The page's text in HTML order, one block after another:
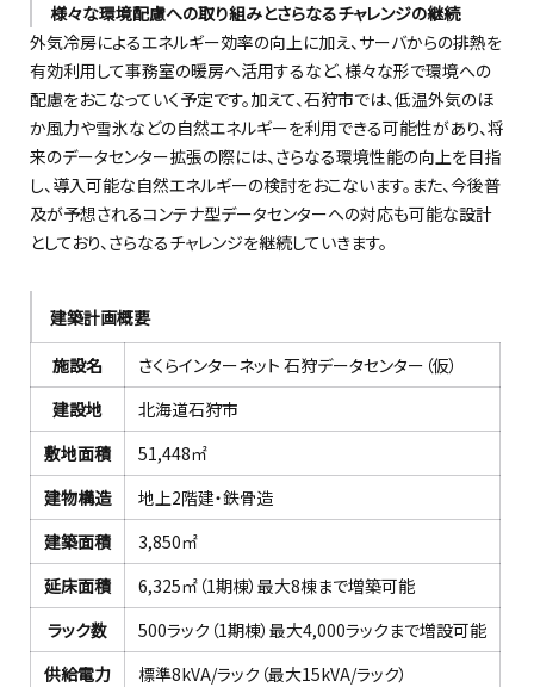
様々な環境配慮への取り組みとさらなるチャレンジの継続
外気冷房によるエネルギー効率の向上に加え、サーバからの排熱を
有効利用して事務室の暖房へ活用するなど、様々な形で環境への
配慮をおこなっていく予定です。加えて、石狩市では、低温外気のほ
か風力や雪氷などの自然エネルギーを利用できる可能性があり、将
来のデータセンター拡張の際には、さらなる環境性能の向上を目指
し、導入可能な自然エネルギーの検討をおこないます。また、今後普
及が予想されるコンテナ型データセンターへの対応も可能な設計
としており、さらなるチャレンジを継続していきます。
建築計画概要
施設名
さくらインターネット 石狩データセンター（仮）
建設地
北海道石狩市
敷地面積
51,448㎡
建物構造
地上2階建・鉄骨造
建築面積
3,850㎡
延床面積
6,325㎡（1期棟）最大8棟まで増築可能
ラック数
500ラック（1期棟）最大4,000ラックまで増設可能
供給電力
標準8kVA/ラック（最大15kVA/ラック）